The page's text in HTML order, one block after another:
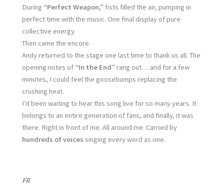
During “Perfect Weapon,” fists filled the air, pumping in
perfect time with the music. One final display of pure
collective energy.
Then came the encore.
Andy returned to the stage one last time to thank us all. The
opening notes of “In the End” rang out… and for a few
minutes, I could feel the goosebumps replacing the
crushing heat.
I’d been waiting to hear this song live for so many years. It
belongs to an entire generation of fans, and finally, it was
there. Right in front of me. All around me. Carried by
hundreds of voices singing every word as one.
FR